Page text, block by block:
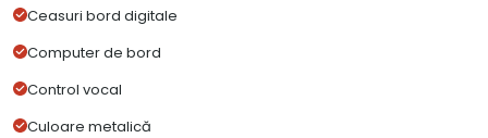
Ceasuri bord digitale
Computer de bord
Control vocal
Culoare metalică